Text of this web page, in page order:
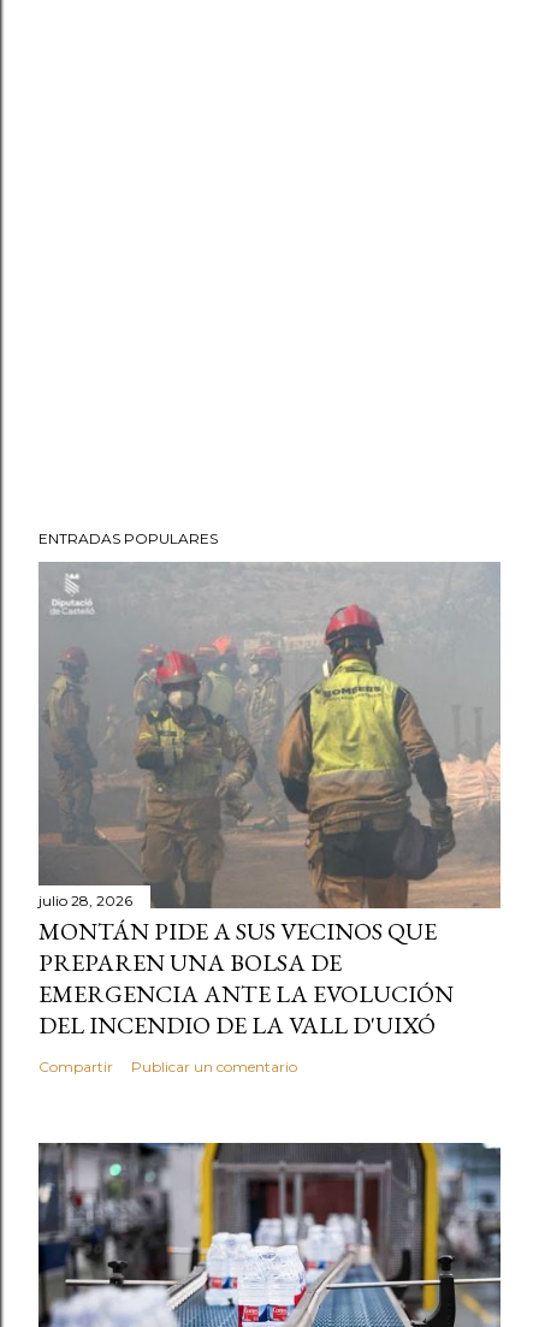
ENTRADAS POPULARES
julio 28, 2026
MONTÁN PIDE A SUS VECINOS QUE
PREPAREN UNA BOLSA DE
EMERGENCIA ANTE LA EVOLUCIÓN
DEL INCENDIO DE LA VALL D'UIXÓ
Compartir Publicar un comentario